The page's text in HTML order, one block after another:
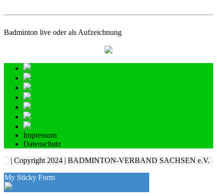
Badminton live oder als Aufzeichnung
Impressum
Datenschutz
| Copyright 2024 | BADMINTON-VERBAND SACHSEN e.V.
My Sticky Form